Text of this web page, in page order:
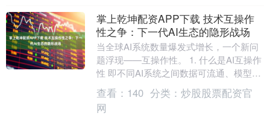
掌上乾坤配资APP下载 技术互操作
性之争：下一代AI生态的隐形战场
当全球AI系统数量爆发式增长，一个新问
题浮现——互操作性。 1. 什么是AI互操作
性 即不同AI系统之间数据可流通、模型可
协作、标准可兼容。 2. 现实挑战 当....
查看： 140 分类： 炒股股票配资官
网